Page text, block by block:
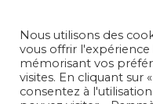
Gestion Sportive
Compétitions
Se former
Archives
Espace presse
Nous contacter
Nous utilisons des
vous offrir
mémorisant vos
visites. En cliquant sur
consentez à